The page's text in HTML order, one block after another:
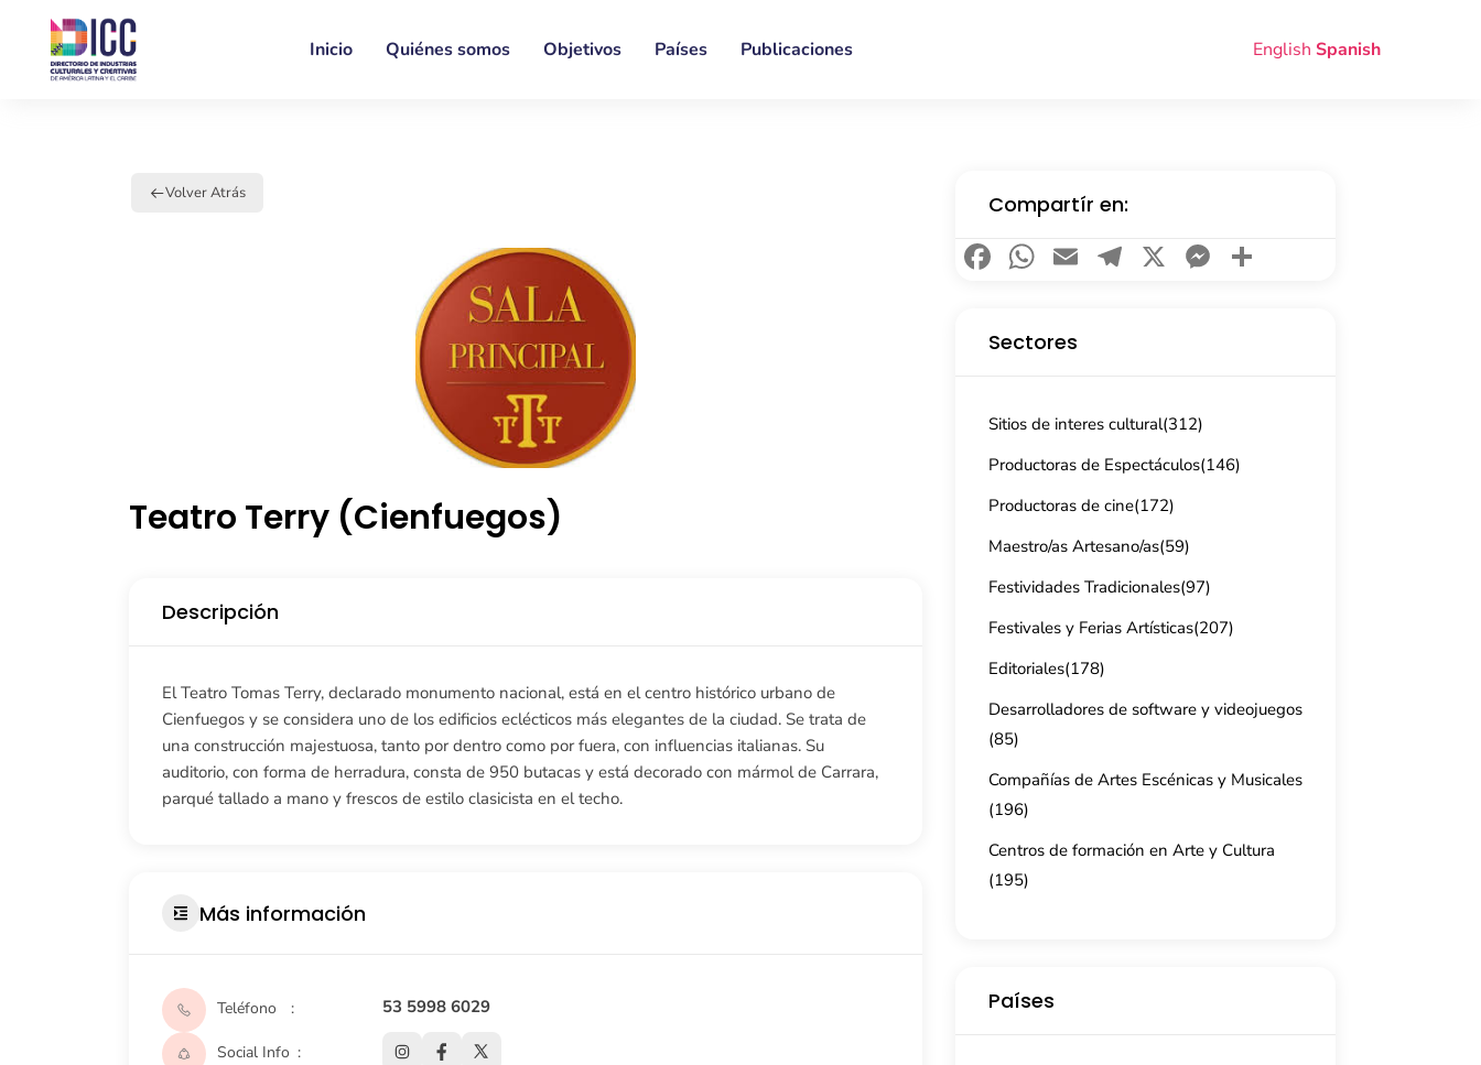
Inicio Quiénes somos Objetivos Países Publicaciones English Spanish
Volver Atrás
Teatro Terry (Cienfuegos)
Descripción
El Teatro Tomas Terry, declarado monumento nacional, está en el centro histórico urbano de
Cienfuegos y se considera uno de los edificios eclécticos más elegantes de la ciudad. Se trata de
una construcción majestuosa, tanto por dentro como por fuera, con influencias italianas. Su
auditorio, con forma de herradura, consta de 950 butacas y está decorado con mármol de Carrara,
parqué tallado a mano y frescos de estilo clasicista en el techo.
Más información
Teléfono 53 5998 6029
Social Info
Compartír en:
Facebook
WhatsApp
EmailTelegram
X Messenger
Sectores
Sitios de interes cultural(312)
Productoras de Espectáculos(146)
Productoras de cine(172)
Maestro/as Artesano/as(59)
Festividades Tradicionales(97)
Festivales y Ferias Artísticas(207)
Editoriales(178)
Desarrolladores de software y videojuegos
(85)
Compañías de Artes Escénicas y Musicales
(196)
Centros de formación en Arte y Cultura
(195)
Países